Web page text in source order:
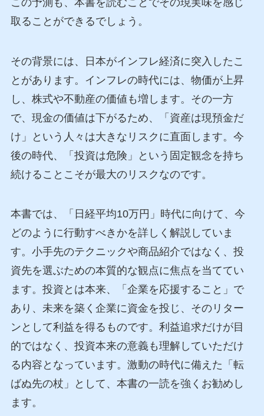
取ることができるでしょう。
その背景には、日本がインフレ経済に突入したこ
とがあります。インフレの時代には、物価が上昇
し、株式や不動産の価値も増します。その一方
で、現金の価値は下がるため、「資産は現預金だ
け」という人々は大きなリスクに直面します。今
後の時代、「投資は危険」という固定観念を持ち
続けることこそが最大のリスクなのです。
本書では、「日経平均10万円」時代に向けて、今
どのように行動すべきかを詳しく解説していま
す。小手先のテクニックや商品紹介ではなく、投
資先を選ぶための本質的な観点に焦点を当ててい
ます。投資とは本来、「企業を応援すること」で
あり、未来を築く企業に資金を投じ、そのリター
ンとして利益を得るものです。利益追求だけが目
的ではなく、投資本来の意義も理解していただけ
る内容となっています。激動の時代に備えた「転
ばぬ先の杖」として、本書の一読を強くお勧めし
ます。